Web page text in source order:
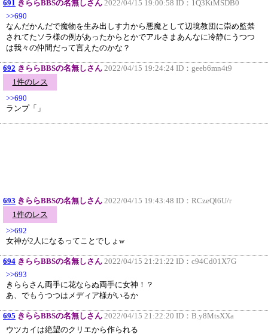
691 きららBBSの名無しさん 2022/04/15 19:00:58 ID： 1Q3KtMSDB0
>>690
なんだかんだで魔物を生み出しす力から悪魔として辺境教団に崇め監禁
されてたソラ様の例があったからとかでアルさまあんなに冷静にうつつ
は我々の仲間だって言えたのかな？
692 きららBBSの名無しさん 2022/04/15 19:24:24 ID： geeb6mn4t9
1件のレス
>>690
ランプ「」
693 きららBBSの名無しさん 2022/04/15 19:43:48 ID： RCzeQl6U/r
1件のレス
>>692
女神が2人になるってことでしょw
694 きららBBSの名無しさん 2022/04/15 21:21:22 ID： c94Cd01X7G
>>693
きららさん両手に花ならぬ両手に女神！？
あ、でもうつつはメディア様がいるか
695 きららBBSの名無しさん 2022/04/15 21:22:20 ID： B.y8MtsXXa
ウツカイは絶望のクリエから作られる